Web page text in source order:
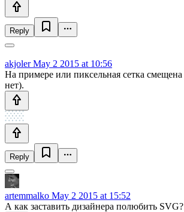
Reply
akjolerMay 2 2015 at 10:56
На примере или пиксельная сетка
нет).
Reply
artemmalko May 2 2015 at 15:52
А как заставить дизайнера полюбить SVG?